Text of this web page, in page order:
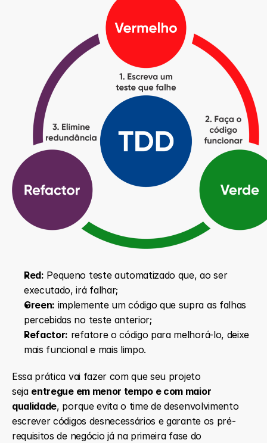
Red: Pequeno teste automatizado que, ao ser
executado, irá falhar;
Green: implemente um código que supra as falhas
percebidas no teste anterior;
Refactor: refatore o código para melhorá-lo, deixe
mais funcional e mais limpo.
Essa prática vai fazer com que seu projeto
seja entregue em menor tempo e com maior
qualidade, porque evita o time de desenvolvimento
escrever códigos desnecessários e garante os pré-
requisitos de negócio já na primeira fase do